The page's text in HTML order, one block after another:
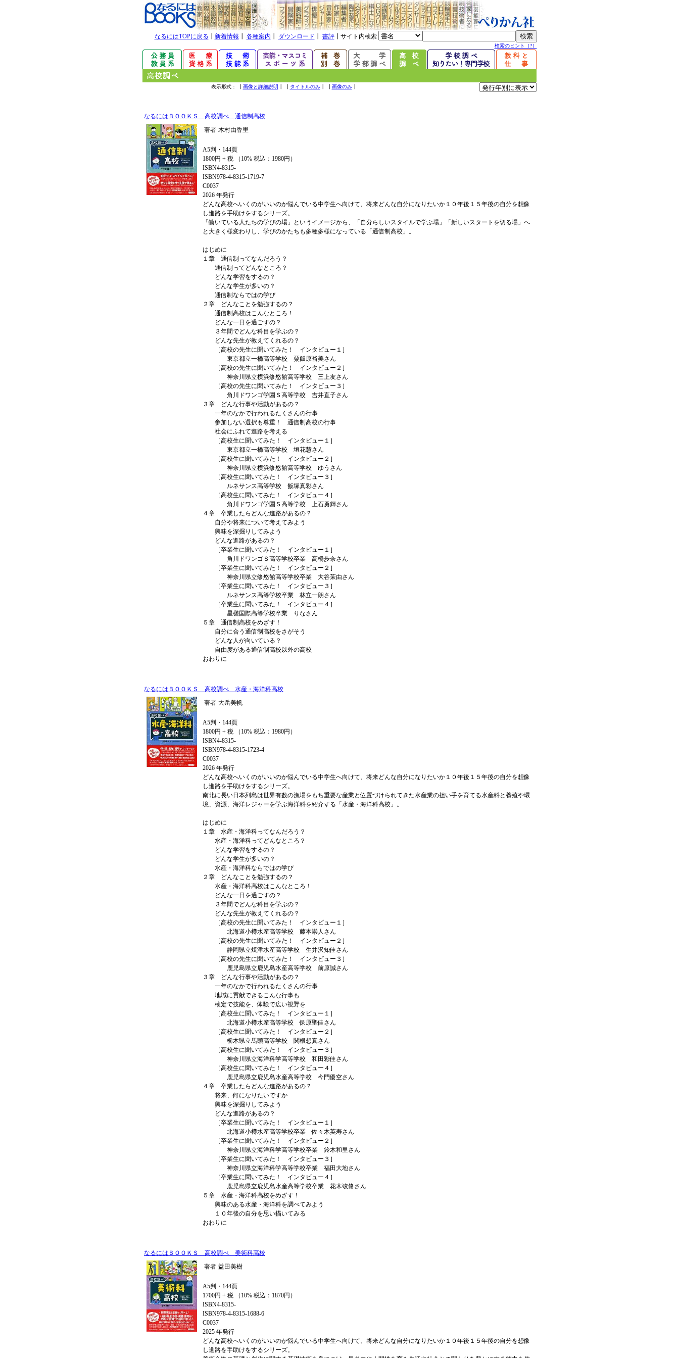
なるにはTOPに戻る 新着情報 各種案内 ダウンロード 書評┃サイト内検索
検索のヒント［?］
表示形式： ┃ 画像と詳細説明 タイトルのみ┃ ┃ 画像のみ┃
なるにはＢＯＯＫＳ 高校調べ 通信制高校
著者 木村由香里
A5判・144頁
1800円 + 税 （10% 税込：1980円）
ISBN4-8315-
ISBN978-4-8315-1719-7
C0037
2026 年発行
どんな高校へいくのがいいのか悩んでいる中学生へ向けて、将来どんな自分になりたいか１０年後１５年後の自分を想像
し進路を手助けをするシリーズ。
「働いている人たちの学びの場」というイメージから、「自分らしいスタイルで学ぶ場」「新しいスタートを切る場」へ
と大きく様変わりし、学びのかたちも多種多様になっている「通信制高校」。
はじめに
１章 通信制ってなんだろう？
通信制ってどんなところ？
どんな学習をするの？
どんな学生が多いの？
通信制ならではの学び
２章 どんなことを勉強するの？
通信制高校はこんなところ！
どんな一日を過ごすの？
３年間でどんな科目を学ぶの？
どんな先生が教えてくれるの？
［高校の先生に聞いてみた！ インタビュー１］
東京都立一橋高等学校 粟飯原裕美さん
［高校の先生に聞いてみた！ インタビュー２］
神奈川県立横浜修悠館高等学校 三上友さん
［高校の先生に聞いてみた！ インタビュー３］
角川ドワンゴ学園Ｓ高等学校 吉井直子さん
３章 どんな行事や活動があるの？
一年のなかで行われるたくさんの行事
参加しない選択も尊重！ 通信制高校の行事
社会にふれて進路を考える
［高校生に聞いてみた！ インタビュー１］
東京都立一橋高等学校 垣花慧さん
［高校生に聞いてみた！ インタビュー２］
神奈川県立横浜修悠館高等学校 ゆうさん
［高校生に聞いてみた！ インタビュー３］
ルネサンス高等学校 飯塚真彩さん
［高校生に聞いてみた！ インタビュー４］
角川ドワンゴ学園Ｓ高等学校 上石勇輝さん
４章 卒業したらどんな進路があるの？
自分や将来について考えてみよう
興味を深掘りしてみよう
どんな進路があるの？
［卒業生に聞いてみた！ インタビュー１］
角川ドワンゴＳ高等学校卒業 高橋歩奈さん
［卒業生に聞いてみた！ インタビュー２］
神奈川県立修悠館高等学校卒業 大谷茉由さん
［卒業生に聞いてみた！ インタビュー３］
ルネサンス高等学校卒業 林立一朗さん
［卒業生に聞いてみた！ インタビュー４］
星槎国際高等学校卒業 りなさん
５章 通信制高校をめざす！
自分に合う通信制高校をさがそう
どんな人が向いている？
自由度がある通信制高校以外の高校
おわりに
なるにはＢＯＯＫＳ 高校調べ 水産・海洋科高校
著者 大岳美帆
A5判・144頁
1800円 + 税 （10% 税込：1980円）
ISBN4-8315-
ISBN978-4-8315-1723-4
C0037
2026 年発行
どんな高校へいくのがいいのか悩んでいる中学生へ向けて、将来どんな自分になりたいか１０年後１５年後の自分を想像
し進路を手助けをするシリーズ。
南北に長い日本列島は世界有数の漁場をもち重要な産業と位置づけられてきた水産業の担い手を育てる水産科と養殖や環
境、資源、海洋レジャーを学ぶ海洋科を紹介する「水産・海洋科高校」。
はじめに
１章 水産・海洋科ってなんだろう？
水産・海洋科ってどんなところ？
どんな学習をするの？
どんな学生が多いの？
水産・海洋科ならではの学び
２章 どんなことを勉強するの？
水産・海洋科高校はこんなところ！
どんな一日を過ごすの？
３年間でどんな科目を学ぶの？
どんな先生が教えてくれるの？
［高校の先生に聞いてみた！ インタビュー１］
北海道小樽水産高等学校 藤本崇人さん
［高校の先生に聞いてみた！ インタビュー２］
静岡県立焼津水産高等学校 生井沢知佳さん
［高校の先生に聞いてみた！ インタビュー３］
鹿児島県立鹿児島水産高等学校 前原誠さん
３章 どんな行事や活動があるの？
一年のなかで行われるたくさんの行事
地域に貢献できるこんな行事も
検定で技能を、体験で広い視野を
［高校生に聞いてみた！ インタビュー１］
北海道小樽水産高等学校 保原聖佳さん
［高校生に聞いてみた！ インタビュー２］
栃木県立馬頭高等学校 関根想真さん
［高校生に聞いてみた！ インタビュー３］
神奈川県立海洋科学高等学校 和田彩佳さん
［高校生に聞いてみた！ インタビュー４］
鹿児島県立鹿児島水産高等学校 今門優空さん
４章 卒業したらどんな進路があるの？
将来、何になりたいですか
興味を深掘りしてみよう
どんな進路があるの？
［卒業生に聞いてみた！ インタビュー１］
北海道小樽水産高等学校卒業 佐々木英寿さん
［卒業生に聞いてみた！ インタビュー２］
神奈川県立海洋科学高等学校卒業 鈴木和里さん
［卒業生に聞いてみた！ インタビュー３］
神奈川県立海洋科学高等学校卒業 福田大地さん
［卒業生に聞いてみた！ インタビュー４］
鹿児島県立鹿児島水産高等学校卒業 花木竣脩さん
５章 水産・海洋科高校をめざす！
興味のある水産・海洋科を調べてみよう
１０年後の自分を思い描いてみる
おわりに
なるにはＢＯＯＫＳ 高校調べ 美術科高校
著者 益田美樹
A5判・144頁
1700円 + 税 （10% 税込：1870円）
ISBN4-8315-
ISBN978-4-8315-1688-6
C0037
2025 年発行
どんな高校へいくのがいいのか悩んでいる中学生へ向けて、将来どんな自分になりたいか１０年後１５年後の自分を想像
し進路を手助けをするシリーズ。